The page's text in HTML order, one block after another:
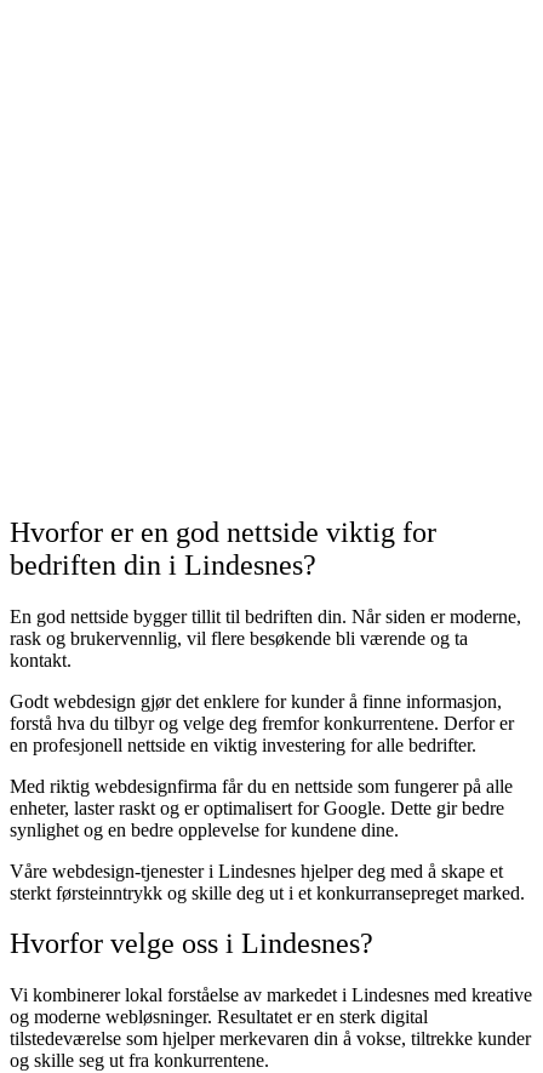
Hvorfor er en god nettside viktig for
bedriften din i Lindesnes?
En god nettside bygger tillit til bedriften din. Når siden er moderne,
rask og brukervennlig, vil flere besøkende bli værende og ta
kontakt.
Godt webdesign gjør det enklere for kunder å finne informasjon,
forstå hva du tilbyr og velge deg fremfor konkurrentene. Derfor er
en profesjonell nettside en viktig investering for alle bedrifter.
Med riktig webdesignfirma får du en nettside som fungerer på alle
enheter, laster raskt og er optimalisert for Google. Dette gir bedre
synlighet og en bedre opplevelse for kundene dine.
Våre webdesign-tjenester i Lindesnes hjelper deg med å skape et
sterkt førsteinntrykk og skille deg ut i et konkurransepreget marked.
Hvorfor velge oss i Lindesnes?
Vi kombinerer lokal forståelse av markedet i Lindesnes med kreative
og moderne webløsninger. Resultatet er en sterk digital
tilstedeværelse som hjelper merkevaren din å vokse, tiltrekke kunder
og skille seg ut fra konkurrentene.